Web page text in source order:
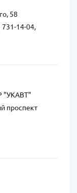
58
14-04,
"УКАВТ"
проспект